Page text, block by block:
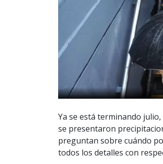
Ya se está terminando
se presentaron
preguntan sobre cuándo
todos los detalles con